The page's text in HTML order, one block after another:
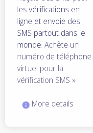
les vérifications en
ligne et envoie des
SMS partout dans le
monde. Achète un
numéro de téléphone
virtuel pour la
vérification SMS »
More details